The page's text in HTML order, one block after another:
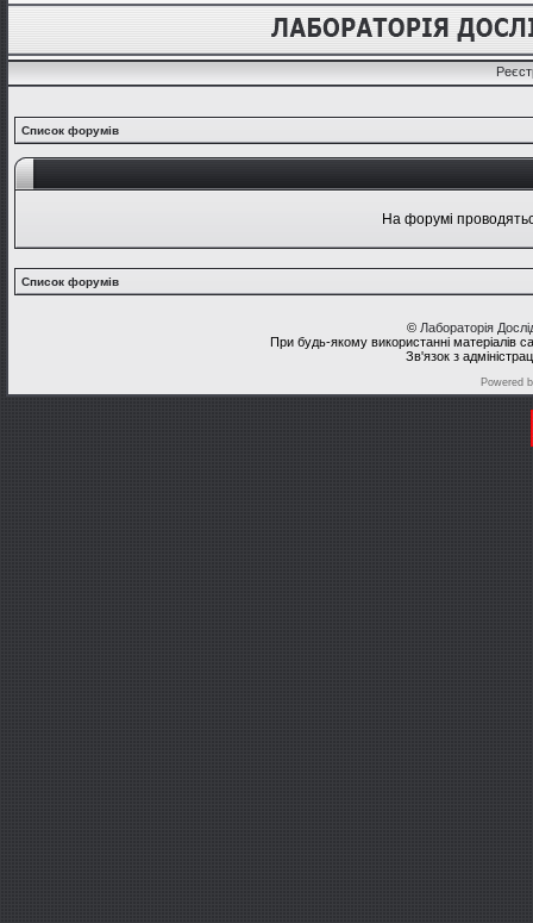
Список форумів
На форумі
Список форумів
© Лабораторія
При будь-якому використанні матеріалів
Зв'язок з
Powered